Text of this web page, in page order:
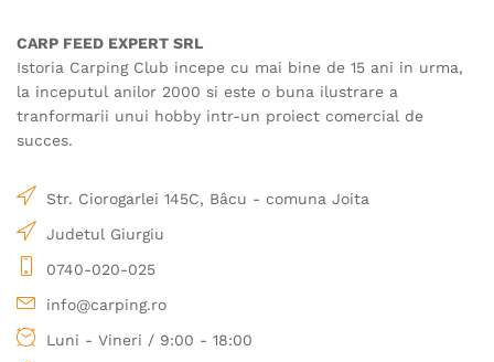
alese
în
pagina
produsului.
în
pagina
produsului.
CARP FEED EXPERT SRL
Istoria Carping Club incepe cu mai bine de 15 ani in urma,
la inceputul anilor 2000 si este o buna ilustrare a
tranformarii unui hobby intr-un proiect comercial de
succes.
Str. Ciorogarlei 145C, Bâcu - comuna Joita
Judetul Giurgiu
0740-020-025
info@carping.ro
Luni - Vineri / 9:00 - 18:00